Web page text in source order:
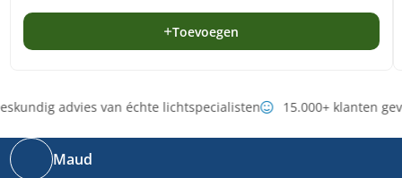
Toevoegen
advies van échte lichtspecialisten 15.000+ klanten
Maud